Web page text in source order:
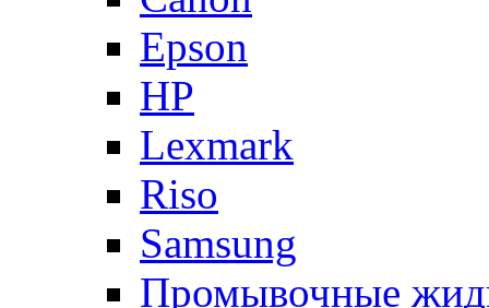
Epson
HP
Lexmark
Riso
Samsung
Промывочные